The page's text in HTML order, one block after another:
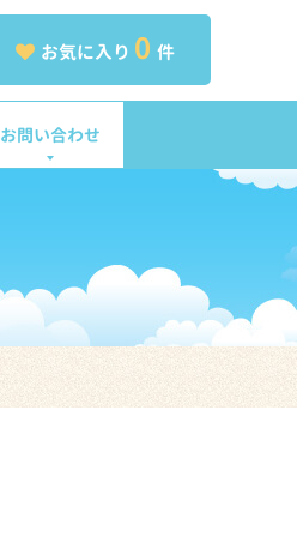
お気に入り 0 件
お問い合わせ